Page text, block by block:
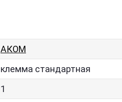
АКОМ
клемма стандартная
1